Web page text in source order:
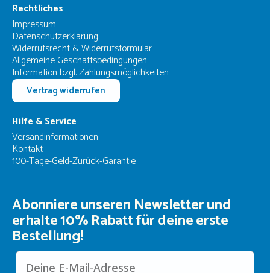
Rechtliches
Impressum
Datenschutzerklärung
Widerrufsrecht & Widerrufsformular
Allgemeine Geschäftsbedingungen
Information bzgl. Zahlungsmöglichkeiten
Vertrag widerrufen
Hilfe & Service
Versandinformationen
Kontakt
100-Tage-Geld-Zurück-Garantie
Abonniere unseren Newsletter und
erhalte 10% Rabatt für deine erste
Bestellung!